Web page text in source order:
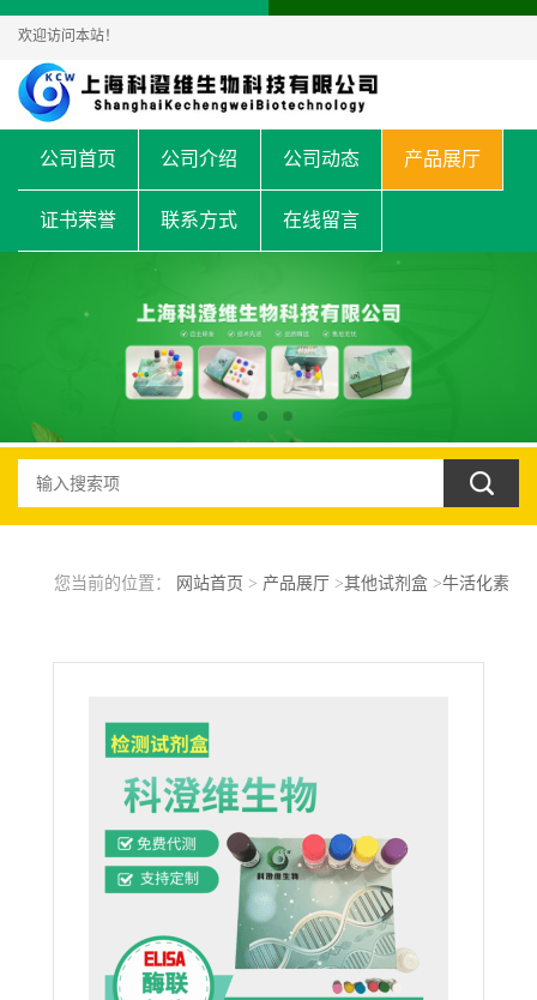
欢迎访问本站！
公司首页 公司介绍 公司动态 产品展厅
证书荣誉 联系方式 在线留言
您当前的位置： 网站首页 > 产品展厅>其他试剂盒>牛活化素